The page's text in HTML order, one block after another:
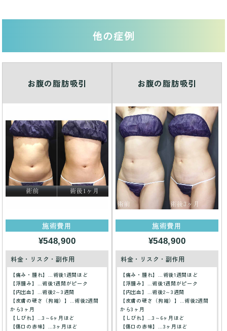
他の症例
お腹の脂肪吸引
施術費用
¥548,900
料金・リスク・副作用
【痛み・腫れ】…術後1週間ほど
【浮腫み】…術後1週間がピーク
【内出血】…術後2～3週間
【皮膚の硬さ（拘縮）】…術後2週間
から3ヶ月
【しびれ】…3～6ヶ月ほど
【傷口の赤味】…3ヶ月ほど
お腹の脂肪吸引
施術費用
¥548,900
料金・リスク・副作用
【痛み・腫れ】…術後1週間ほど
【浮腫み】…術後1週間がピーク
【内出血】…術後2～3週間
【皮膚の硬さ（拘縮）】…術後2週間
から3ヶ月
【しびれ】…3～6ヶ月ほど
【傷口の赤味】…3ヶ月ほど